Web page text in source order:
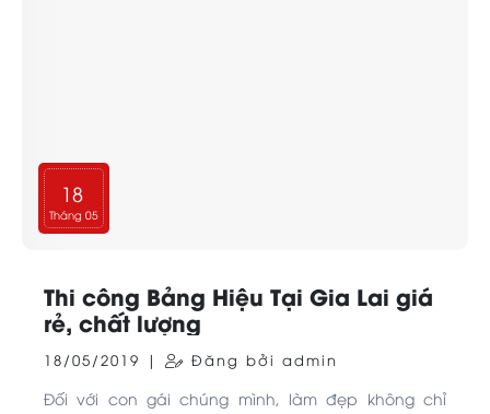
18
Tháng 05
Thi công Bảng Hiệu Tại Gia Lai giá
rẻ, chất lượng
18/05/2019 | Đăng bởi admin
Đối với con gái chúng mình, làm đẹp không chỉ